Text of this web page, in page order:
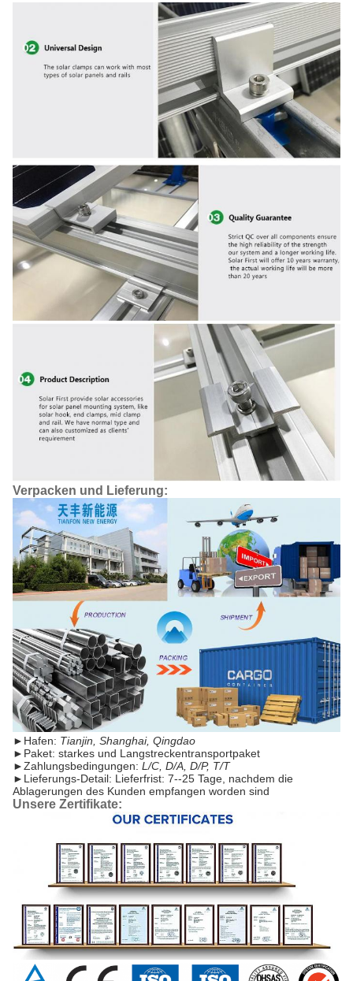
Verpacken und Lieferung:
► Hafen: Tianjin, Shanghai, Qingdao
► Paket: starkes und Langstreckentransportpaket
►Zahlungsbedingungen: L/C, D/A, D/P, T/T
► Lieferungs-Detail: Lieferfrist: 7--25 Tage, nachdem die
Ablagerungen des Kunden empfangen worden sind
Unsere Zertifikate: